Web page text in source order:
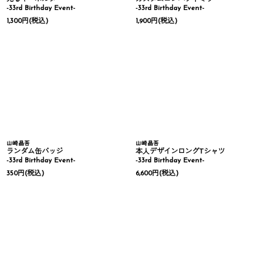
-33rd Birthday Event-
1,300円(税込)
-33rd Birthday Event-
1,900円(税込)
山崎晶吾
ランダム缶バッジ
-33rd Birthday Event-
350円(税込)
山崎晶吾
本人デザインロングTシャツ
-33rd Birthday Event-
6,600円(税込)